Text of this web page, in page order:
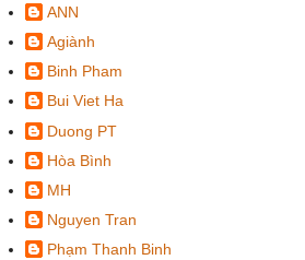
ANN
Agiành
Binh Pham
Bui Viet Ha
Duong PT
Hòa Bình
MH
Nguyen Tran
Phạm Thanh Binh